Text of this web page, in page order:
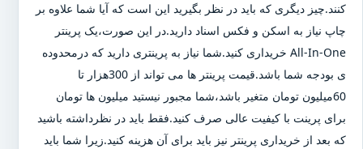
کنند.چیز دیگری که باید در نظر بگیرید این است که آیا شما علاوه بر
چاپ نیاز به اسکن و فکس اسناد دارید.در این صورت،یک پرینتر
All-In-One خریداری کنید.شما نیاز به پرینتری دارید که درمحدوده
ی بودجه شما باشد.قیمت پرینتر ها می تواند از 300هزار تا
60میلیون تومان متغیر باشد،شما مجبور نیستید میلیون ها تومان
برای پرینت با کیفیت عالی صرف کنید.فقط باید در نظرداشته باشید
که بعد از خریداری پرینتر نیز باید برای آن هزینه کنید.زیرا شما باید